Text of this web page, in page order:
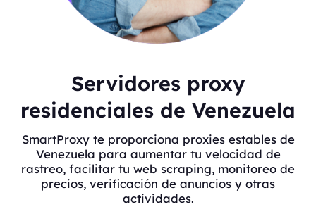
Servidores proxy
residenciales de Venezuela
SmartProxy te proporciona proxies estables de
Venezuela para aumentar tu velocidad de
rastreo, facilitar tu web scraping, monitoreo de
precios, verificación de anuncios y otras
actividades.